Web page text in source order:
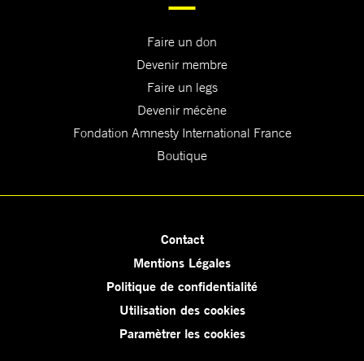
Faire un don
Devenir membre
Faire un legs
Devenir mécène
Fondation Amnesty International France
Boutique
Contact
Mentions Légales
Politique de confidentialité
Utilisation des cookies
Paramètrer les cookies